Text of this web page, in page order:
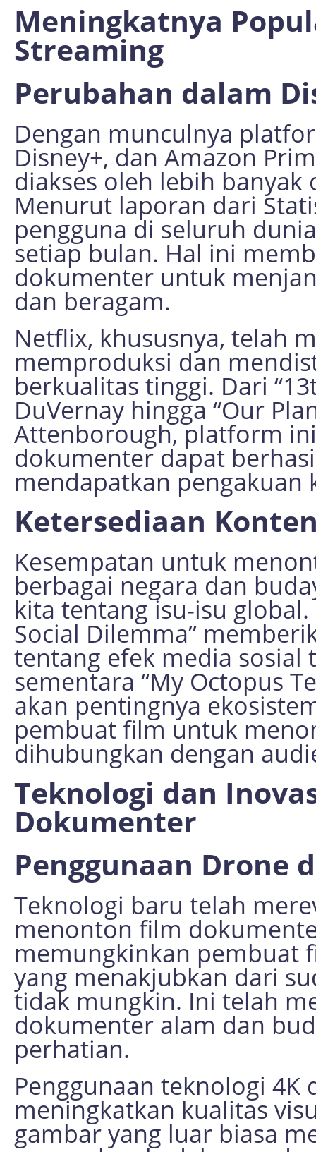
Meningkatnya
Streaming
Perubahan dalam
Dengan munculnya
Disney+, dan Amazon
diakses oleh lebih
Menurut laporan dari
pengguna di seluruh
setiap bulan. Hal ini
dokumenter untuk
dan beragam.
Netflix, khususnya, telah
memproduksi dan
berkualitas tinggi. Dari
DuVernay hingga “Our
Attenborough, platform
dokumenter dapat
mendapatkan pengakuan
Ketersediaan
Kesempatan untuk
berbagai negara dan
kita tentang isu-isu
Social Dilemma”
tentang efek media sosial
sementara “My Octopus
akan pentingnya
pembuat film untuk
dihubungkan dengan
Teknologi dan
Dokumenter
Penggunaan Drone
Teknologi baru telah
menonton film
memungkinkan pembuat
yang menakjubkan dari
tidak mungkin. Ini telah
dokumenter alam dan
perhatian.
Penggunaan teknologi 4K
meningkatkan kualitas
gambar yang luar biasa